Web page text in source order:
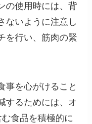
の使用時には、背
ないように注意し
を行い、筋肉の緊
事を心がけること
するためには、オ
食品を積極的に